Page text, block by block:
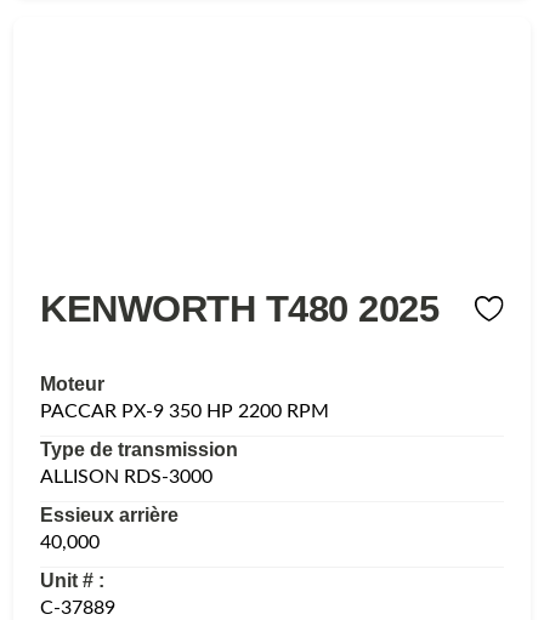
KENWORTH T480 2025
Moteur
PACCAR PX-9 350 HP 2200 RPM
Type de transmission
ALLISON RDS-3000
Essieux arrière
40,000
Unit # :
C-37889